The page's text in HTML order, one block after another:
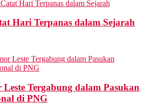
Hari Terpanas dalam Sejarah
Tergabung dalam Pasukan
di PNG